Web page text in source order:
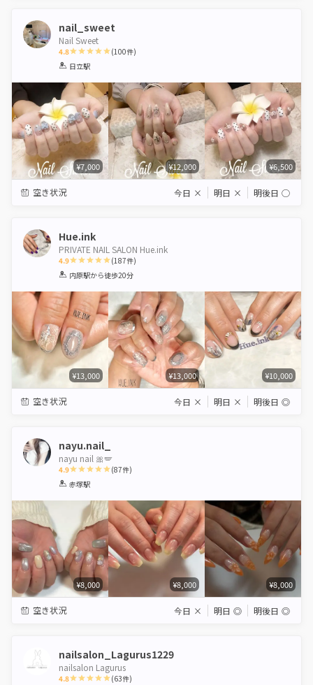
nail_sweet
Nail Sweet
4.8
1 2 3
(100件)
日立駅
¥7,000 ¥12,000 ¥6,500
空き状況 今日 × 明日 × 明後日 ◯
Hue.ink
PRIVATE NAIL SALON Hue.ink
4.9
1 2 3 4 5
(187件)
内原駅から徒歩20分
¥13,000 ¥13,000 ¥10,000
空き状況 今日 × 明日 × 明後日 ◎
nayu.nail_
nayu nail 🎀🪽
4.9
1 2 3
(87件)
赤塚駅
¥8,000 ¥8,000 ¥8,000
空き状況 今日 × 明日 ◎ 明後日 ◎
nailsalon_Lagurus1229
nailsalon Lagurus
4.8 (63件)